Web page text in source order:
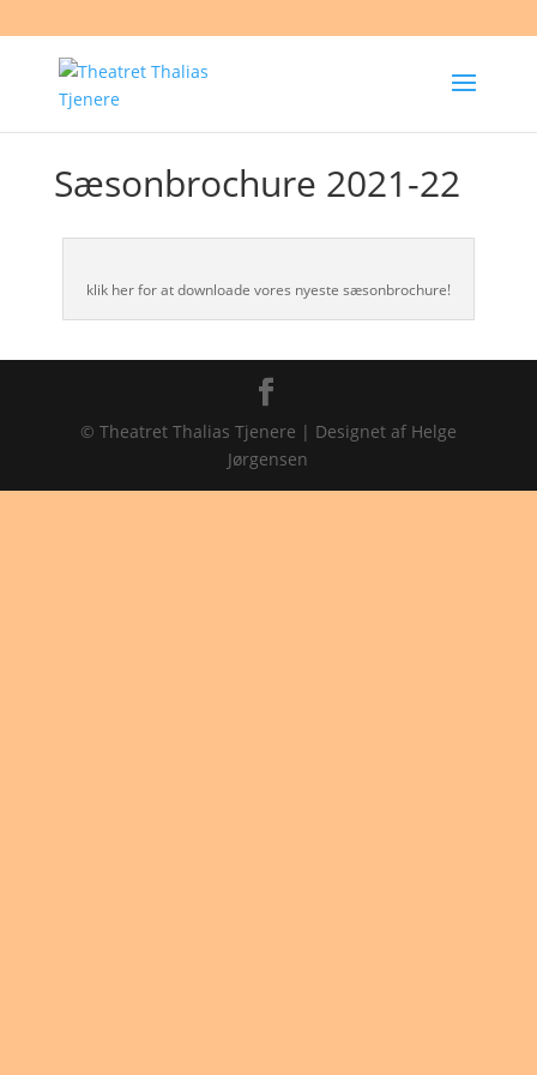
Sæsonbrochure 2021-22
klik her for at downloade vores nyeste sæsonbrochure!
© Theatret Thalias Tjenere | Designet af Helge
Jørgensen